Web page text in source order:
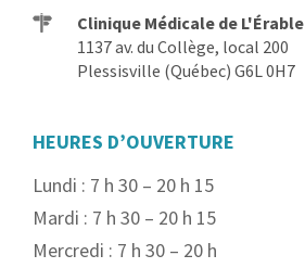
Clinique Médicale de L'Érable
1137 av. du Collège, local 200
Plessisville (Québec) G6L 0H7
HEURES D’OUVERTURE
Lundi : 7 h 30 – 20 h 15
Mardi : 7 h 30 – 20 h 15
Mercredi : 7 h 30 – 20 h